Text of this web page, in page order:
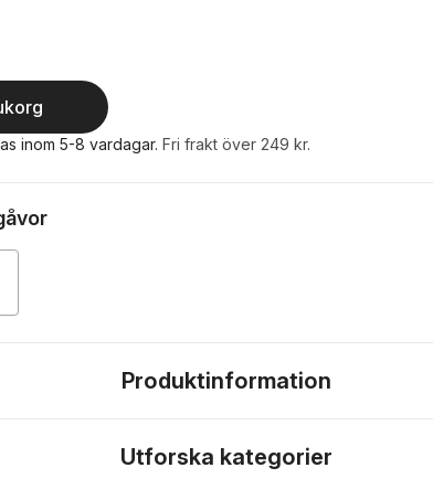
inom 5-8 vardagar. Fri frakt över 249 kr.
Produktinformation
Utforska kategorier